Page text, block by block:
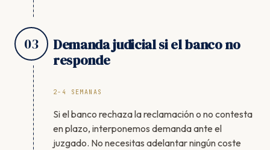
03
Demanda judicial si el banco no
responde
2-4 SEMANAS
Si el banco rechaza la reclamación o no contesta
en plazo, interponemos demanda ante el
juzgado. No necesitas adelantar ningún coste